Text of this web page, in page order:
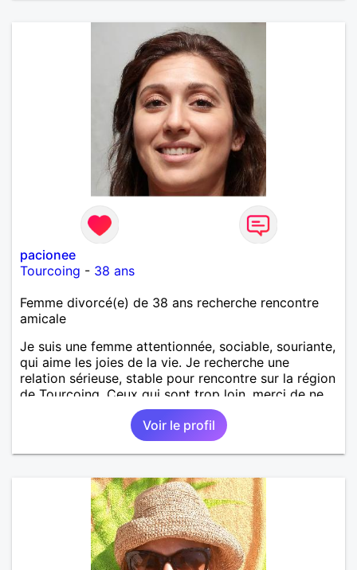
pacionee
Tourcoing - 38 ans
Femme divorcé(e) de 38 ans recherche rencontre
amicale
Je suis une femme attentionnée, sociable, souriante,
qui aime les joies de la vie. Je recherche une
relation sérieuse, stable pour rencontre sur la région
de Tourcoing. Ceux qui sont trop loin, merci de ne
pas me contacter et pour les autres je ne
manquerais pas de vous répondre et ce sera avec
Voir le profil